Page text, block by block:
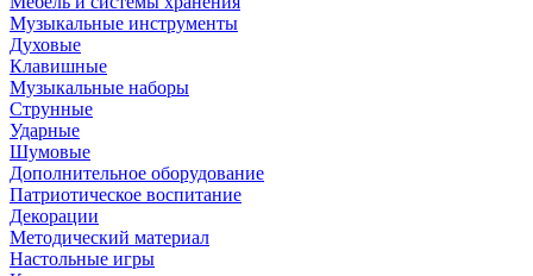
Музыкальные инструменты
Духовые
Клавишные
Музыкальные наборы
Струнные
Ударные
Шумовые
Дополнительное оборудование
Патриотическое воспитание
Декорации
Методический материал
Настольные игры